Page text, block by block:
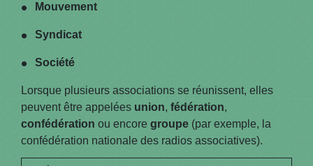
Mouvement
Syndicat
Société
Lorsque plusieurs associations se réunissent, elles
peuvent être appelées union, fédération,
confédération ou encore groupe (par exemple, la
confédération nationale des radios associatives).